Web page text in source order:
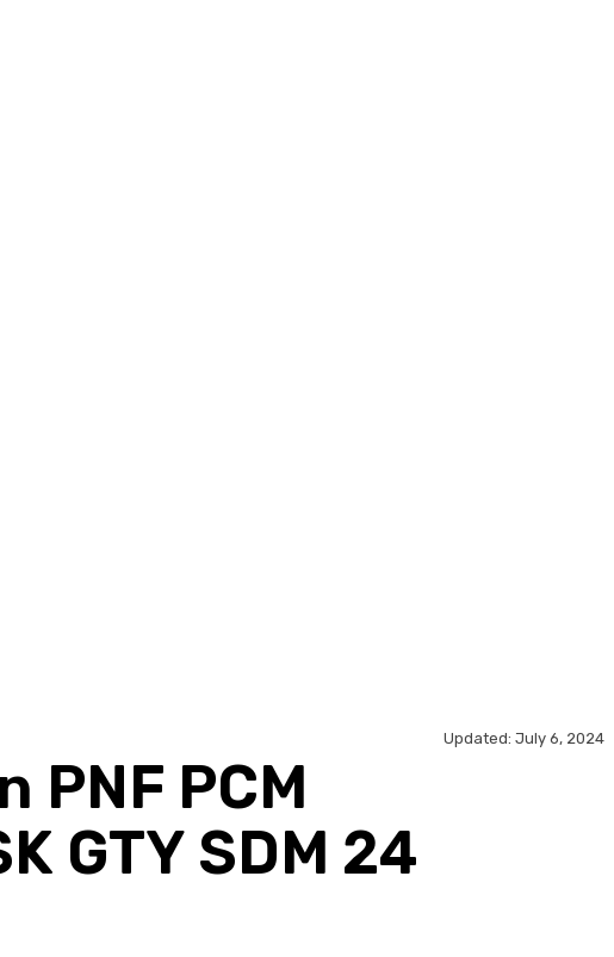
Updated: July 6, 2024
PNF PCM
GTY SDM 24